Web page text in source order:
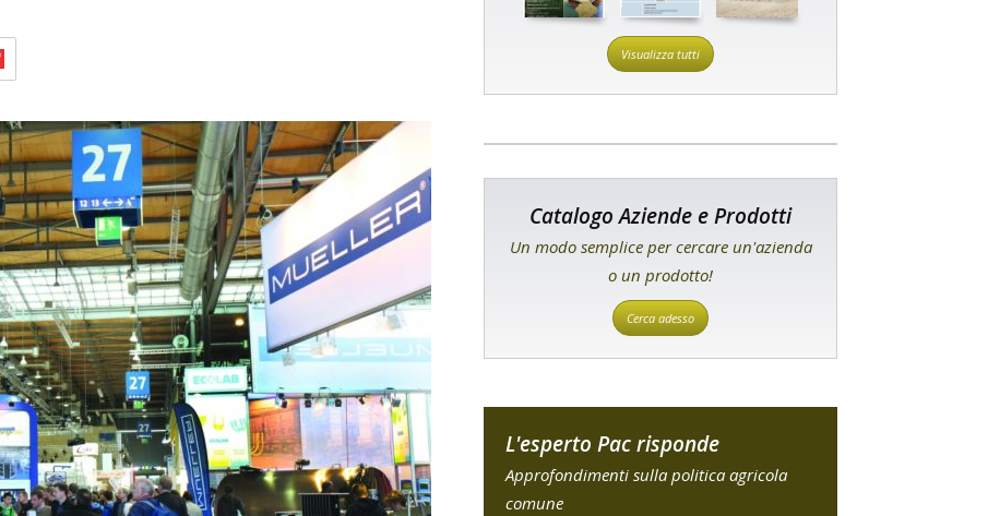
Visualizza tutti
Catalogo Aziende e Prodotti
Un modo semplice per cercare un'azienda
o un prodotto!
Cerca adesso
L'esperto Pac risponde
Approfondimenti sulla politica agricola
comune